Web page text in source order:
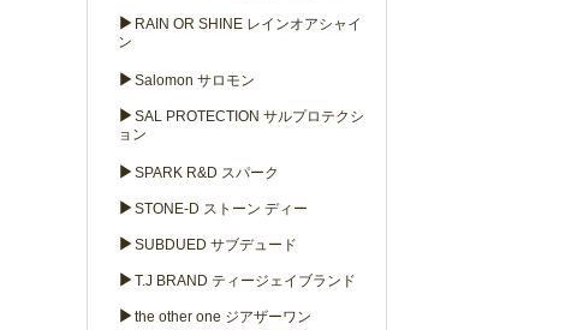
▶ RAIN OR SHINE レインオアシャイ
ン
▶ Salomon サロモン
▶ SAL PROTECTION サルプロテクシ
ョン
▶ SPARK R&D スパーク
▶ STONE-D ストーン ディー
▶ SUBDUED サブデュード
▶ T.J BRAND ティージェイブランド
▶ the other one ジアザーワン